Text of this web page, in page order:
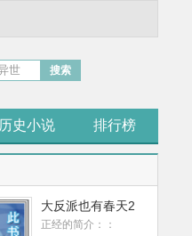
搜索
历史小说 排行榜
大反派也有春天2
正经的简介：：